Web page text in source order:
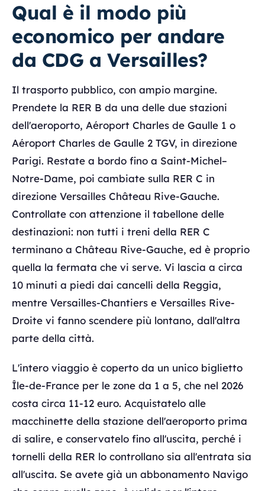
Qual è il modo più
economico per andare
da CDG a Versailles?
Il trasporto pubblico, con ampio margine.
Prendete la RER B da una delle due stazioni
dell'aeroporto, Aéroport Charles de Gaulle 1 o
Aéroport Charles de Gaulle 2 TGV, in direzione
Parigi. Restate a bordo fino a Saint-Michel–
Notre-Dame, poi cambiate sulla RER C in
direzione Versailles Château Rive-Gauche.
Controllate con attenzione il tabellone delle
destinazioni: non tutti i treni della RER C
terminano a Château Rive-Gauche, ed è proprio
quella la fermata che vi serve. Vi lascia a circa
10 minuti a piedi dai cancelli della Reggia,
mentre Versailles-Chantiers e Versailles Rive-
Droite vi fanno scendere più lontano, dall'altra
parte della città.
L'intero viaggio è coperto da un unico biglietto
Île-de-France per le zone da 1 a 5, che nel 2026
costa circa 11-12 euro. Acquistatelo alle
macchinette della stazione dell'aeroporto prima
di salire, e conservatelo fino all'uscita, perché i
tornelli della RER lo controllano sia all'entrata sia
all'uscita. Se avete già un abbonamento Navigo